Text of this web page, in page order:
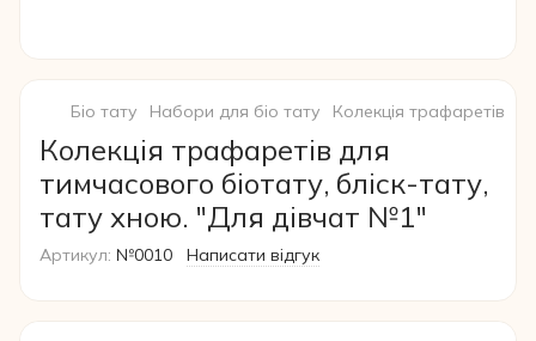
Біо тату Набори для біо тату Колекція трафаретів
Колекція трафаретів для
тимчасового біотату, бліск-тату,
тату хною. "Для дівчат №1"
Артикул: №0010 Написати відгук